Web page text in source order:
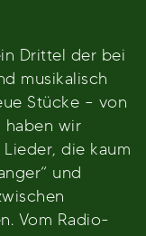
Drittel der bei
musikalisch
Stücke – von
haben wir
die kaum
und
Vom Radio-